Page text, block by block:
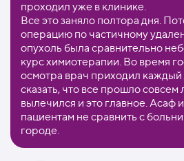
проходил уже в клинике.
Все это заняло полтора дня.
операцию по частичному
опухоль была сравнительно
курс химиотерапии. Во время
осмотра врач приходил каждый
сказать, что все прошло совсем
вылечился и это главное. Асаф
пациентам не сравнить с
городе.